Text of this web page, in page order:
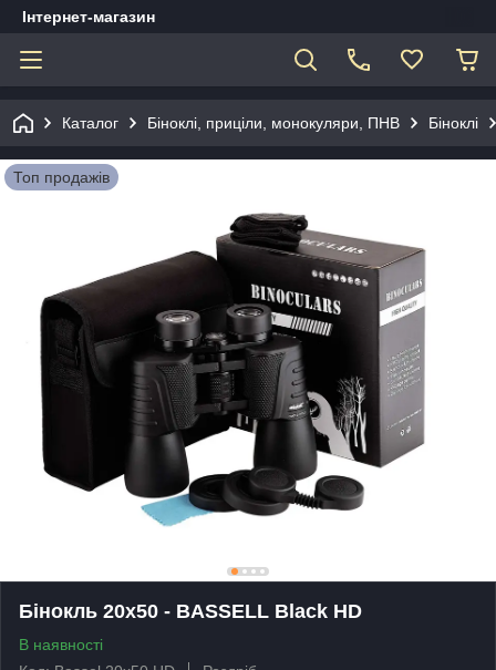
Інтернет-магазин
Каталог Біноклі, приціли, монокуляри, ПНВ Біноклі
Топ продажів
Бінокль 20x50 - BASSELL Black HD
В наявності